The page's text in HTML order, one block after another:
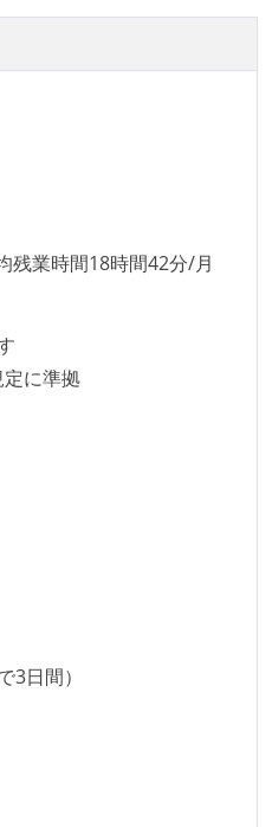
管理ツールで管理している
ドのマージは Pull Request
1コマンドで実行できる）
が整備されている
管理（Infrastructure as
いる
実施している
載事項
煙
残業時間18時間42分/月
に準拠
3日間）